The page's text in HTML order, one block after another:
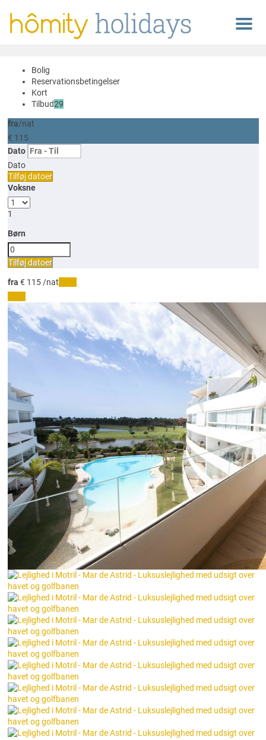
Menu
Bolig
Reservationsbetingelser
Kort
Tilbud29
fra/nat
€ 115
Dato
Dato
Tilføj datoer
Voksne
1
Børn
Tilføj datoer
fra € 115/nat